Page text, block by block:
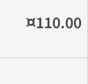
¤110.00